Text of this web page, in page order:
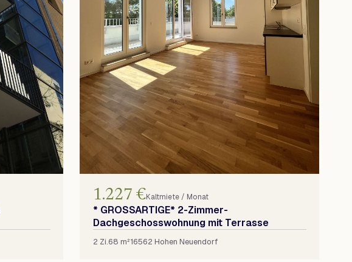
1.227 €Kaltmiete / Monat
* GROSSARTIGE* 2-Zimmer-
Dachgeschosswohnung mit Terrasse
2 Zi.68 m²16562 Hohen Neuendorf